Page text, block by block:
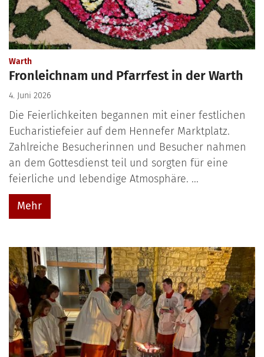
Warth:
Fronleichnam und Pfarrfest in der Warth
4. Juni 2026
Die Feierlichkeiten begannen mit einer festlichen
Eucharistiefeier auf dem Hennefer Marktplatz.
Zahlreiche Besucherinnen und Besucher nahmen
an dem Gottesdienst teil und sorgten für eine
feierliche und lebendige Atmosphäre. ...
Mehr